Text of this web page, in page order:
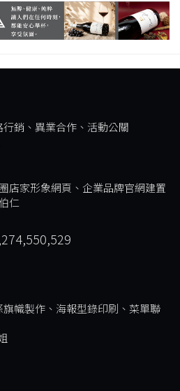
銷、異業合作、活動公關
店家形象網頁、企業品牌官網建置
仁
幟製作、海報型錄印刷、菜單聯